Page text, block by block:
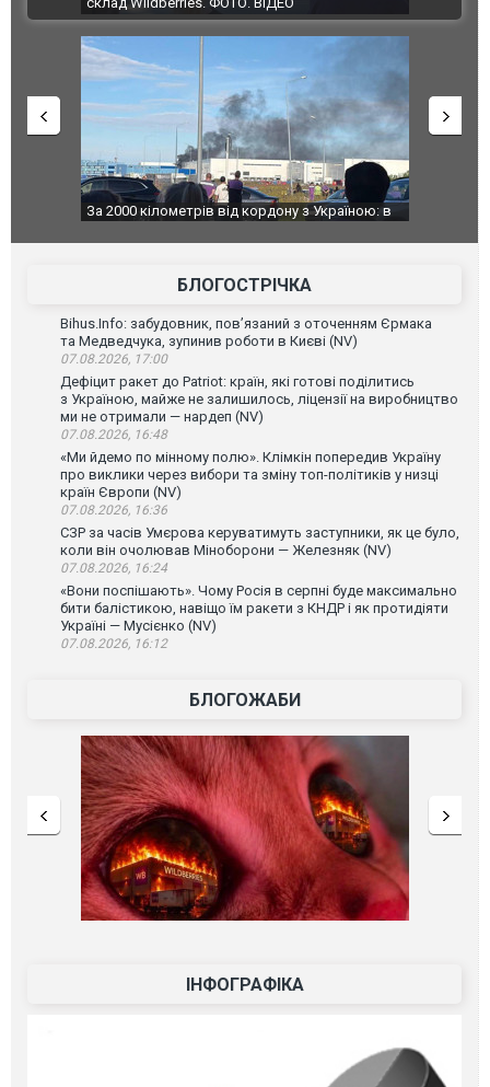
За 2000 кілометрів від кордону з Україною: в
склад Wildberries. ФОТО. ВІДЕО
В
БЛОГОСТРІЧКА
Bihus.Info: забудовник, пов’язаний з оточенням Єрмака
та Медведчука, зупинив роботи в Києві (NV)
07.08.2026, 17:00
Дефіцит ракет до Patriot: країн, які готові поділитись
з Україною, майже не залишилось, ліцензії на виробництво
ми не отримали — нардеп (NV)
07.08.2026, 16:48
«Ми йдемо по мінному полю». Клімкін попередив Україну
про виклики через вибори та зміну топ-політиків у низці
країн Європи (NV)
07.08.2026, 16:36
СЗР за часів Умєрова керуватимуть заступники, як це було,
коли він очолював Міноборони — Железняк (NV)
07.08.2026, 16:24
«Вони поспішають». Чому Росія в серпні буде максимально
бити балістикою, навіщо їм ракети з КНДР і як протидіяти
Україні — Мусієнко (NV)
07.08.2026, 16:12
БЛОГОЖАБИ
ІНФОГРАФІКА